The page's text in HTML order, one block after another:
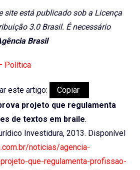
site está publicado sob a Licença
3.0 Brasil. É necessário
Brasil
Política
este artigo:
Copiar
projeto que regulamenta
de textos em braile.
Investidura, 2013. Disponível
noticias/agencia-
que-regulamenta-profissao-